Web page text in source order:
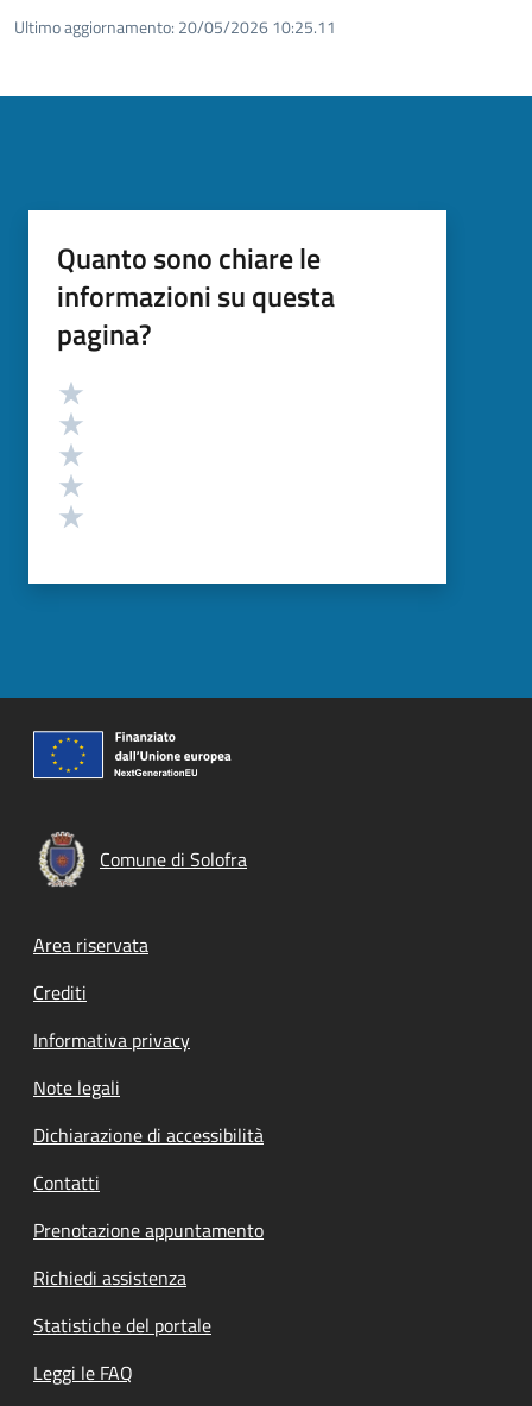
Ultimo aggiornamento: 20/05/2026 10:25.11
Quanto sono chiare le
informazioni su questa
pagina?
Valutazione
Comune di Solofra
Footer menu
Area riservata
Crediti
Informativa privacy
Note legali
Dichiarazione di accessibilità
Contatti
Prenotazione appuntamento
Richiedi assistenza
Statistiche del portale
Leggi le FAQ